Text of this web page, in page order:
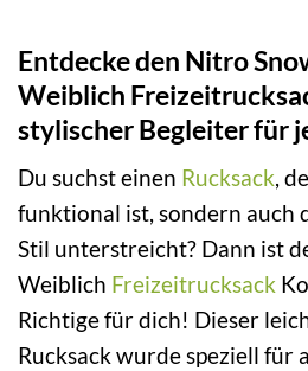
Entdecke den Nitro
Weiblich
stylischer Begleiter für
Du suchst einen Rucksack,
funktional ist, sondern auch
Stil unterstreicht? Dann ist
Weiblich Freizeitrucksack
Richtige für dich! Dieser
Rucksack wurde speziell für